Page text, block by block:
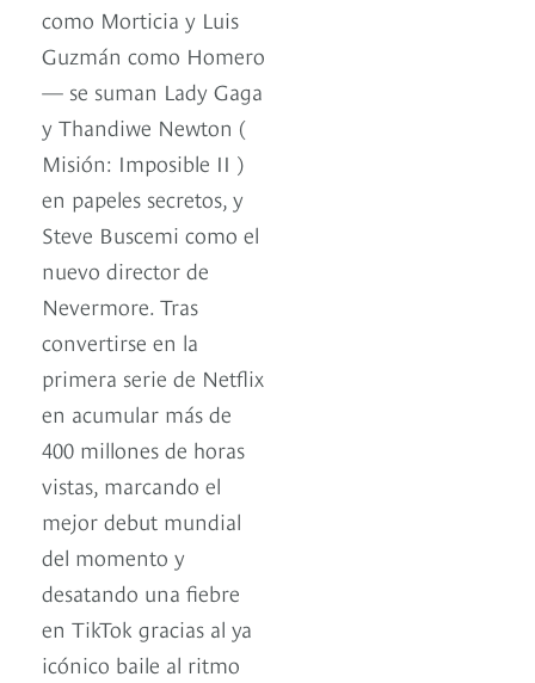
como Morticia y Luis
Guzmán como Homero
— se suman Lady Gaga
y Thandiwe Newton (
Misión: Imposible II )
en papeles secretos, y
Steve Buscemi como el
nuevo director de
Nevermore. Tras
convertirse en la
primera serie de Netflix
en acumular más de
400 millones de horas
vistas, marcando el
mejor debut mundial
del momento y
desatando una fiebre
en TikTok gracias al ya
icónico baile al ritmo